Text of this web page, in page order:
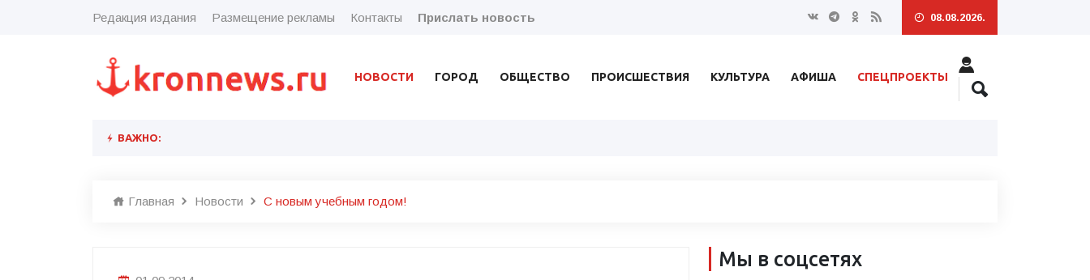
Редакция издания Размещение рекламы Контакты Прислать новость 08.08.2026.
НОВОСТИ ГОРОД ОБЩЕСТВО ПРОИСШЕСТВИЯ КУЛЬТУРА АФИША СПЕЦПРОЕКТЫ
ВАЖНО:
Главная Новости С новым учебным годом!
Мы в соцсетях